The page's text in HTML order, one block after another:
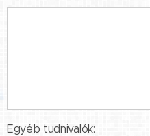
Egyéb tudnivalók: